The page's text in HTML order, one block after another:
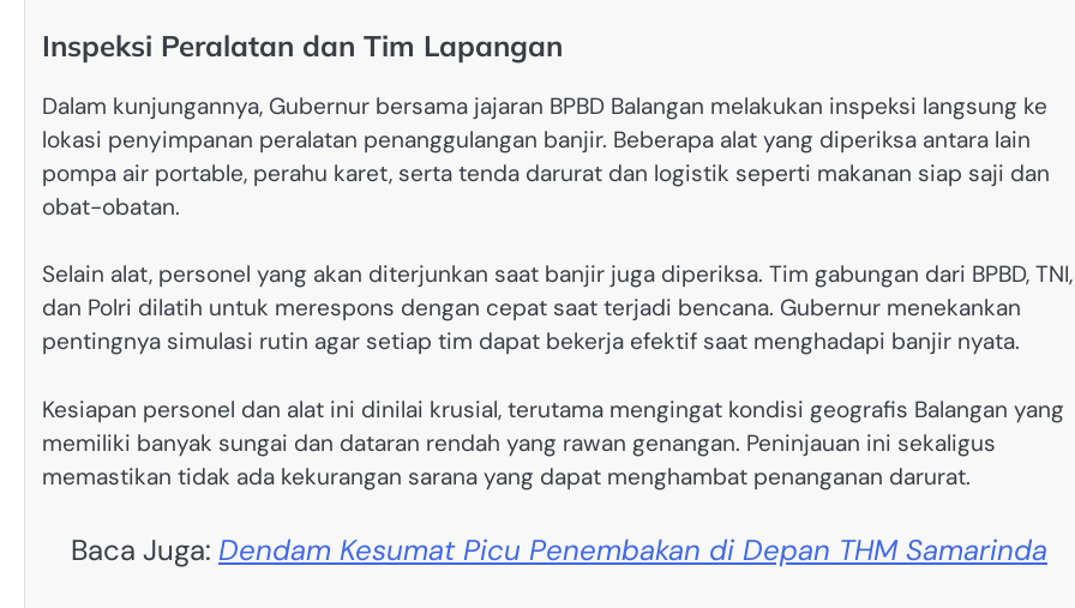
Inspeksi Peralatan dan Tim Lapangan
Dalam kunjungannya, Gubernur bersama jajaran BPBD Balangan melakukan inspeksi langsung ke
lokasi penyimpanan peralatan penanggulangan banjir. Beberapa alat yang diperiksa antara lain
pompa air portable, perahu karet, serta tenda darurat dan logistik seperti makanan siap saji dan
obat-obatan.
Selain alat, personel yang akan diterjunkan saat banjir juga diperiksa. Tim gabungan dari BPBD, TNI,
dan Polri dilatih untuk merespons dengan cepat saat terjadi bencana. Gubernur menekankan
pentingnya simulasi rutin agar setiap tim dapat bekerja efektif saat menghadapi banjir nyata.
Kesiapan personel dan alat ini dinilai krusial, terutama mengingat kondisi geografis Balangan yang
memiliki banyak sungai dan dataran rendah yang rawan genangan. Peninjauan ini sekaligus
memastikan tidak ada kekurangan sarana yang dapat menghambat penanganan darurat.
Baca Juga: Dendam Kesumat Picu Penembakan di Depan THM Samarinda